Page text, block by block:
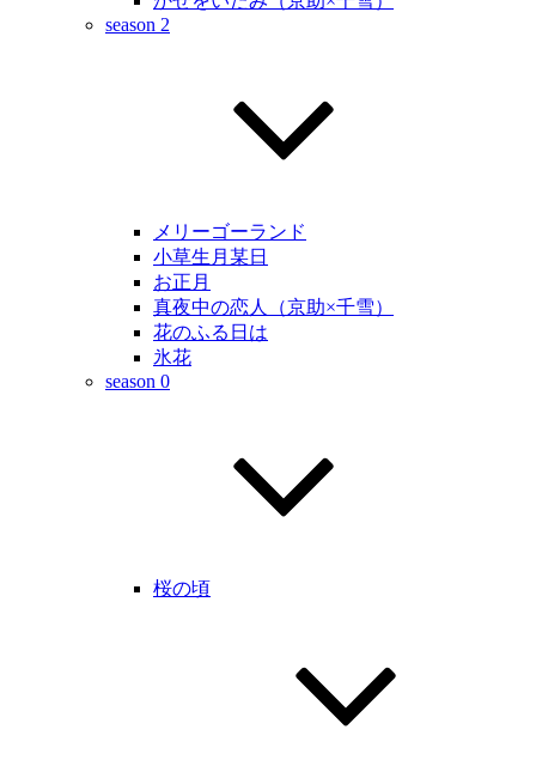
season 2
メリーゴーランド
小草生月某日
お正月
真夜中の恋人（京助×千雪）
花のふる日は
氷花
season 0
桜の頃